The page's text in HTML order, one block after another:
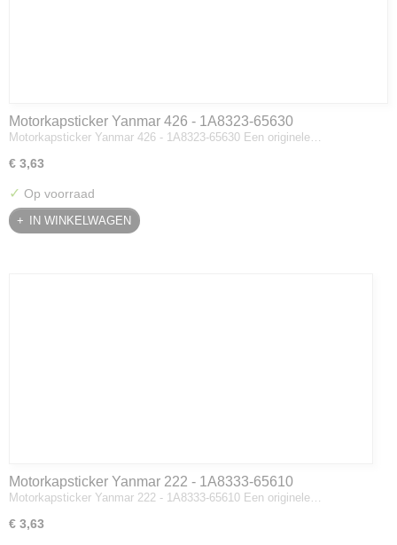
Motorkapsticker Yanmar 426 - 1A8323-65630
Motorkapsticker Yanmar 426 - 1A8323-65630 Een originele…
€ 3,63
✓ Op voorraad
IN WINKELWAGEN
Motorkapsticker Yanmar 222 - 1A8333-65610
Motorkapsticker Yanmar 222 - 1A8333-65610 Een originele…
€ 3,63